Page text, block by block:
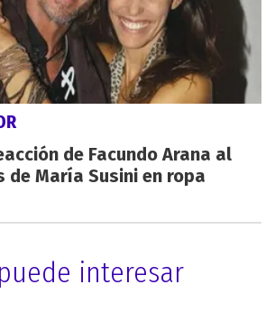
de Facundo Arana al
María Susini en ropa
interesar